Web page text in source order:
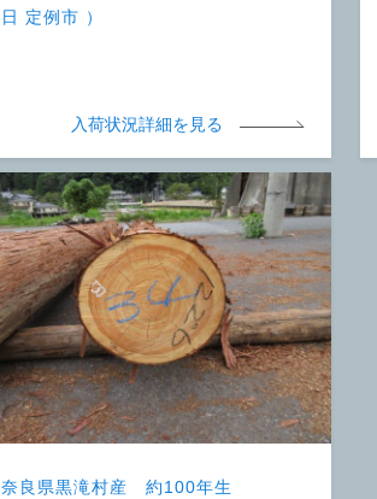
日 定例市 ）
入荷状況詳細を見る
奈良県黒滝村産 約100年生